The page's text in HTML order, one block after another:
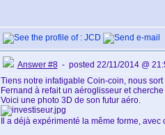
Answer #8- posted 22/11/2014 @
Tiens notre infatigable Coin-coin, nous
Fernand à refait un aéroglisseur et
Voici une photo 3D de son futur aéro.
Il a déjà expérimenté la même forme,